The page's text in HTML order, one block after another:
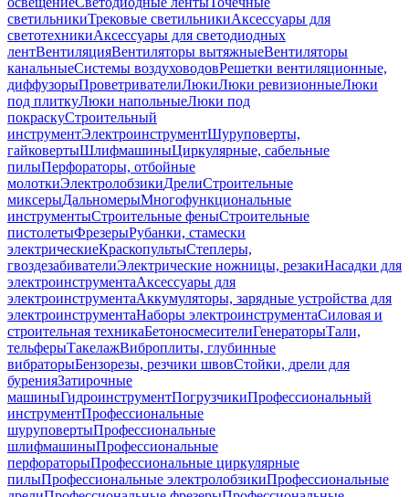
светильникиТрековые светильникиАксессуары для
светотехникиАксессуары для светодиодных
лентВентиляцияВентиляторы вытяжныеВентиляторы
канальныеСистемы воздуховодовРешетки вентиляционные,
диффузорыПроветривателиЛюкиЛюки ревизионныеЛюки
под плиткуЛюки напольныеЛюки под
покраскуСтроительный
инструментЭлектроинструментШуруповерты,
гайковертыШлифмашиныЦиркулярные, сабельные
пилыПерфораторы, отбойные
молоткиЭлектролобзикиДрелиСтроительные
миксерыДальномерыМногофункциональные
инструментыСтроительные феныСтроительные
пистолетыФрезерыРубанки, стамески
электрическиеКраскопультыСтеплеры,
гвоздезабивателиЭлектрические ножницы, резакиНасадки для
электроинструментаАксессуары для
электроинструментаАккумуляторы, зарядные устройства для
электроинструментаНаборы электроинструментаСиловая и
строительная техникаБетоносмесителиГенераторыТали,
тельферыТакелажВиброплиты, глубинные
вибраторыБензорезы, резчики швовСтойки, дрели для
буренияЗатирочные
машиныГидроинструментПогрузчикиПрофессиональный
инструментПрофессиональные
шуруповертыПрофессиональные
шлифмашиныПрофессиональные
перфораторыПрофессиональные циркулярные
пилыПрофессиональные электролобзикиПрофессиональные